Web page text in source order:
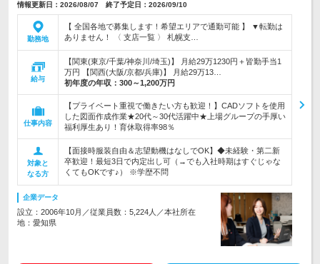
情報更新日：2026/08/07 終了予定日：2026/09/10
勤務地
【 全国各地で募集します！希望エリアで通勤可能 】 ▼転勤は
ありません！ 〈 支店一覧 〉 札幌支…
給与
【関東(東京/千葉/神奈川/埼玉)】 月給29万1230円＋皆勤手当1
万円 【関西(大阪/京都/兵庫)】 月給29万13…
初年度の年収： 300～1,200万円
仕事内容
【プライベート重視で働きたい方も歓迎！】CADソフトを使用
した図面作成作業★20代～30代活躍中★上場グループの手厚い
福利厚生あり！育休取得率98％
対象と
なる方
【面接時服装自由＆志望動機はなしでOK】◆未経験・第二新
卒歓迎！最短3日で内定出し可（→でも入社時期はすぐじゃな
くてもOKです♪） ※学歴不問
企業データ
設立：2006年10月／従業員数：5,224人／本社所在
地：愛知県